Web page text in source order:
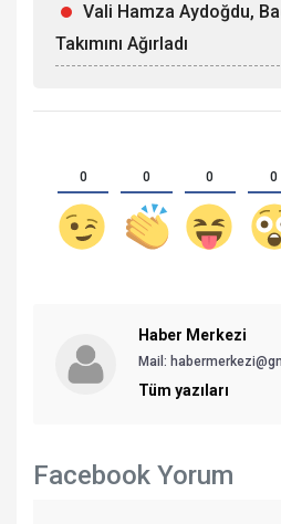
Vali Hamza Aydoğdu,
Takımını Ağırladı
0 0 0 0
Haber Merkezi
Mail:
Tüm yazıları
Facebook Yorum